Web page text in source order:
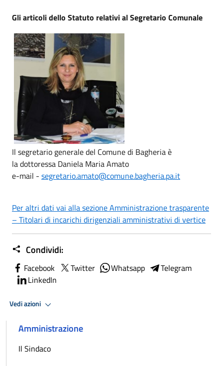
Gli articoli dello Statuto relativi al Segretario Comunale
Il segretario generale del Comune di Bagheria è
la dottoressa Daniela Maria Amato
e-mail - segretario.amato@comune.bagheria.pa.it
Per altri dati vai alla sezione Amministrazione trasparente
– Titolari di incarichi dirigenziali amministrativi di vertice
Condividi:
Facebook Twitter Whatsapp
Telegram
LinkedIn
Vedi azioni
Amministrazione
Il Sindaco